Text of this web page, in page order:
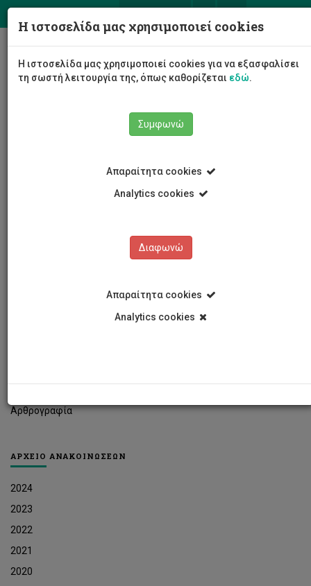
Αρθρογραφία
ΑΡΧΕΙΟ ΑΝΑΚΟΙΝΩΣΕΩΝ
2024
2023
2022
2021
2020
Η ιστοσελίδα μας χρησιμοποιεί cookies
Η ιστοσελίδα μας χρησιμοποιεί cookies για να εξασφαλίσει
τη σωστή λειτουργία της, όπως καθορίζεται εδώ.
Συμφωνώ
Απαραίτητα cookies
Analytics cookies
Διαφωνώ
Απαραίτητα cookies
Analytics cookies